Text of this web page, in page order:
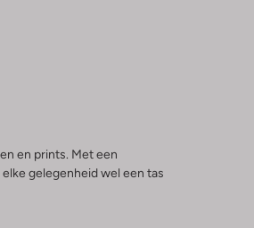
en prints. Met een
gelegenheid wel een tas